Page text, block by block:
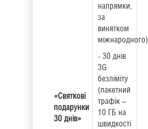
«Святкові
подарунки
30 днів»
напрямки,
за
винятком
міжнародного)
- 30 днів
3G
безліміту
(пакетний
трафік –
10 ГБ на
швидкості